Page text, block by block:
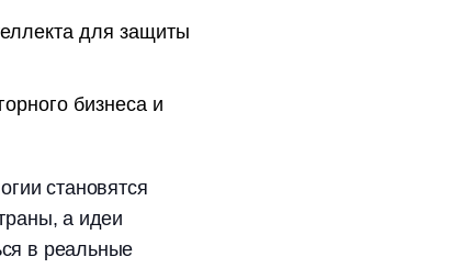
для защиты
бизнеса и
становятся
а идеи
в реальные